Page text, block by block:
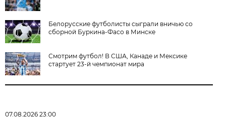
Белорусские футболисты сыграли вничью со
сборной Буркина-Фасо в Минске
Смотрим футбол! В США, Канаде и Мексике
стартует 23-й чемпионат мира
07.08.2026 23:00